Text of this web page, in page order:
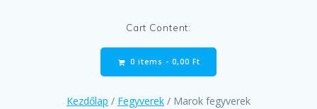
Cart Content:
0 items - 0,00 Ft
Kezdőlap / Fegyverek / Marok fegyverek